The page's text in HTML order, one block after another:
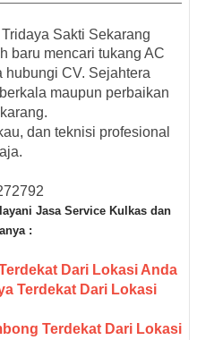
Sakti Sekarang
baru mencari tukang AC
hubungi CV. Sejahtera
maupun perbaikan
.
dan teknisi profesional
Jasa Service Kulkas dan
:
Dari Lokasi Anda
Terdekat Dari Lokasi
Terdekat Dari Lokasi